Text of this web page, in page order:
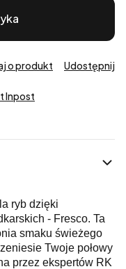
o produkt Udostępnij
Inpost
ryb dzięki
- Fresco. Ta
smaku świeżego
Twoje połowy
przez ekspertów RK